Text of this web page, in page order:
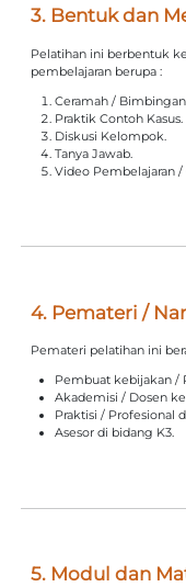
3. Bentuk dan
Pelatihan ini berbentuk
pembelajaran berupa :
Ceramah / Bimbingan
Praktik Contoh Kasus.
Diskusi Kelompok.
Tanya Jawab.
Video Pembelajaran /
4. Pemateri /
Pemateri pelatihan ini
Pembuat kebijakan /
Akademisi / Dosen
Praktisi / Profesional
Asesor di bidang K3.
5. Modul dan